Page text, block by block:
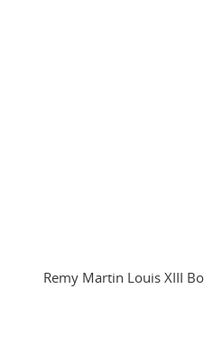
Remy Martin Louis XIII